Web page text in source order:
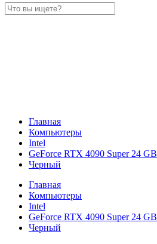
Главная
Компьютеры
Intel
GeForce RTX 4090 Super 24 GB
Черный
Главная
Компьютеры
Intel
GeForce RTX 4090 Super 24 GB
Черный